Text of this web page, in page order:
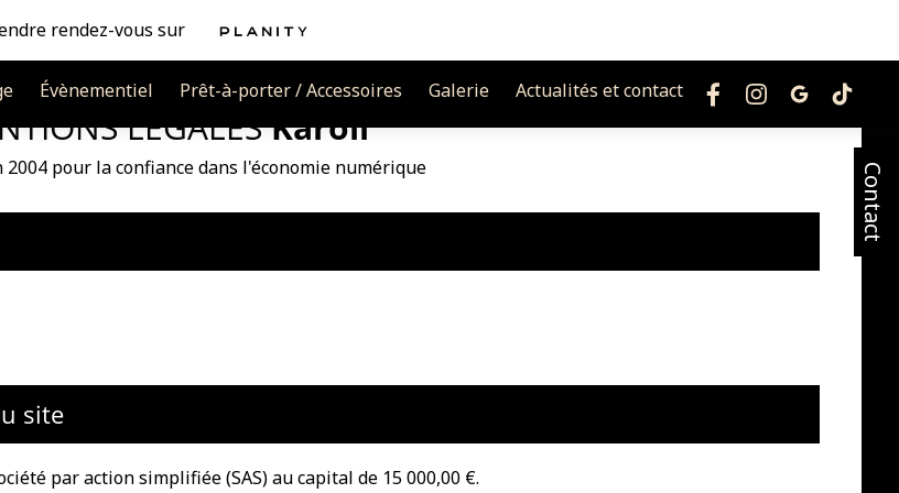
Contact
rendez-vous sur
Évènementiel Prêt-à-porter / Accessoires Galerie Actualités et contact
LÉGALESKaroll
2004 pour la confiance dans l'économie numérique
site
par action simplifiée (SAS) au capital de 15 000,00 €.